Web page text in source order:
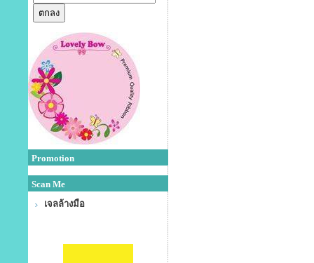
Promotion
Scan Me
เจลล้างมือ